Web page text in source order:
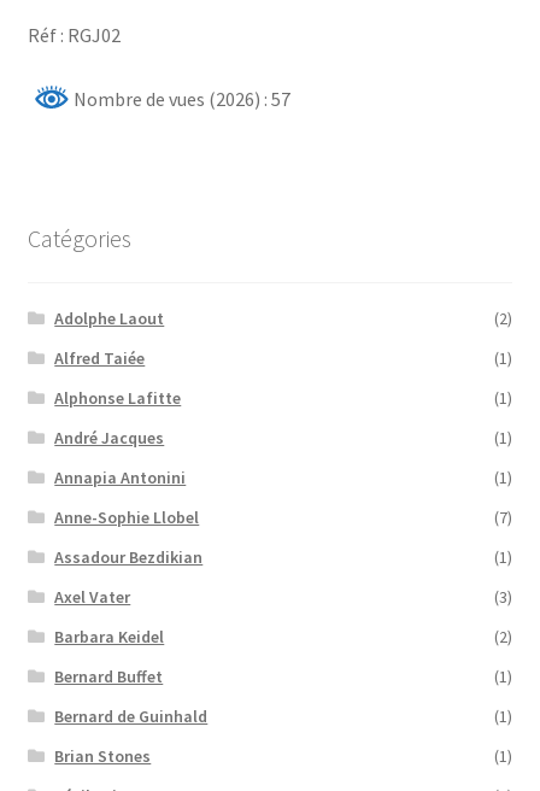
Réf : RGJ02
Nombre de vues (2026) : 57
Catégories
Adolphe Laout
(2)
Alfred Taiée
(1)
Alphonse Lafitte
(1)
André Jacques
(1)
Annapia Antonini
(1)
Anne-Sophie Llobel
(7)
Assadour Bezdikian
(1)
Axel Vater
(3)
Barbara Keidel
(2)
Bernard Buffet
(1)
Bernard de Guinhald
(1)
Brian Stones
(1)